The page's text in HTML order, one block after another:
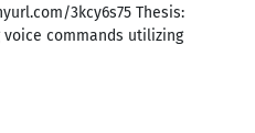
3kcy6s75 Thesis:
commands utilizing